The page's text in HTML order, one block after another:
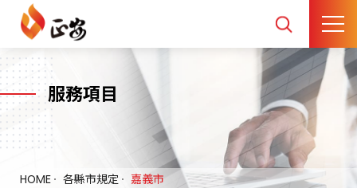
服務項目
HOME 各縣市規定 嘉義市